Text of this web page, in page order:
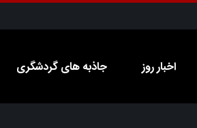
اخبار روز جاذبه های گردشگری